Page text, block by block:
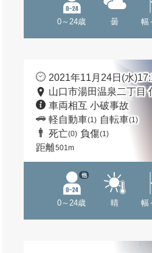
0～24歳 曇 幅
2021年11月24日(水
山口市湯田温泉二丁目
車両相互 小破事故
軽自動車(1) 自転車(1)
死亡(0) 負傷(1)
距離501m
0～24歳
他
晴 幅